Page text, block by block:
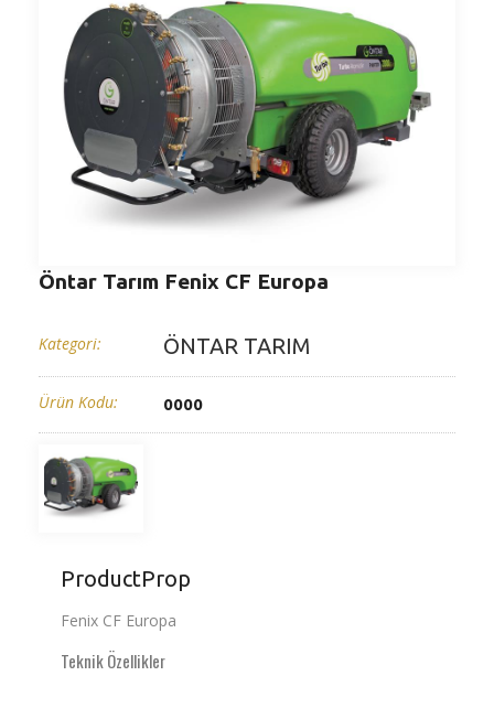
Öntar Tarım Fenix CF Europa
Kategori: ÖNTAR TARIM
Ürün Kodu: 0000
ProductProp
Fenix CF Europa
Teknik Özellikler